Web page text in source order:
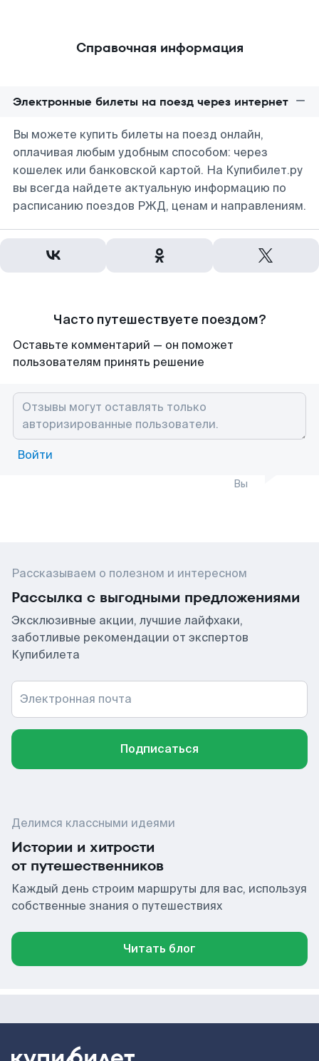
Справочная информация
Электронные билеты на поезд через интернет
Вы можете купить билеты на поезд онлайн,
оплачивая любым удобным способом: через
кошелек или банковской картой. На Купибилет.ру
вы всегда найдете актуальную информацию по
расписанию поездов РЖД, ценам и направлениям.
Часто путешествуете поездом?
Оставьте комментарий — он поможет
пользователям принять решение
Войти
Вы
Рассказываем о полезном и интересном
Рассылка с выгодными предложениями
Эксклюзивные акции, лучшие лайфхаки,
заботливые рекомендации от экспертов
Купибилета
Электронная почта
Подписаться
Делимся классными идеями
Истории и хитрости
от путешественников
Каждый день строим маршруты для вас, используя
собственные знания о путешествиях
Читать блог